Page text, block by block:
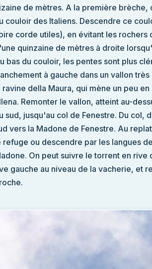
de mètres. A la première brèche, on se trouve au
couloir des Italiens. Descendre ce couloir (piolet,
corde utiles), en évitant les rochers du bas par un
quinzaine de mètres à droite lorsqu'on regarde vers le
bas du couloir, les pentes sont plus clémentes. Tirer
à gauche dans un vallon très skiable jusqu'à rejoindre
della Maura, qui mène un peu en amont du refuge Soria
vallon, atteint au-dessus du refuge, en direction
jusqu'au col de Fenestre. Du col, descendre en direction du
vers la Madone de Fenestre. Au
refuge ou descendre par les langues de
On peut suivre le torrent en rive
gauche au niveau de la vacherie, et